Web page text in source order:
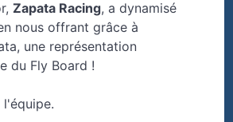
Zapata Racing, a dynamisé
nous offrant grâce à
une représentation
du Fly Board !